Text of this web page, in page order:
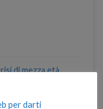
di mezza età,
per darti